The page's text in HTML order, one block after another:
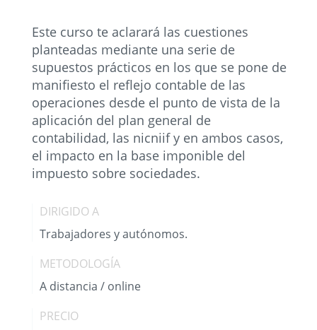
Este curso te aclarará las cuestiones
planteadas mediante una serie de
supuestos prácticos en los que se pone de
manifiesto el reflejo contable de las
operaciones desde el punto de vista de la
aplicación del plan general de
contabilidad, las nicniif y en ambos casos,
el impacto en la base imponible del
impuesto sobre sociedades.
DIRIGIDO A
Trabajadores y autónomos.
METODOLOGÍA
A distancia / online
PRECIO